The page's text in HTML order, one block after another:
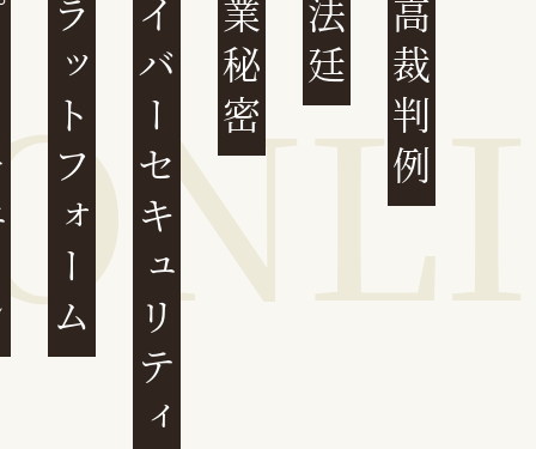
プラットフォームサイバーセキュリティ 営業秘密 最高裁判例